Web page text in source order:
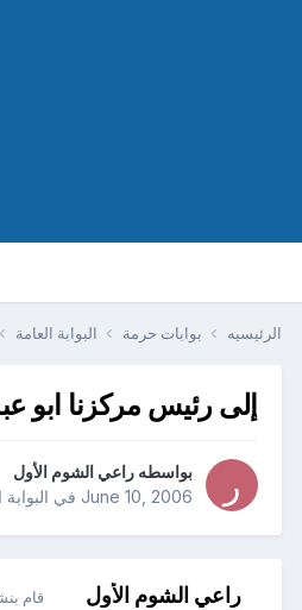
الرئيسيه بوابات حرمة البوابة العامة
إلى رئيس مركزنا ابو
بواسطه راعي الشوم الأول
June 10, 2006 في
راعي الشوم الأول قام